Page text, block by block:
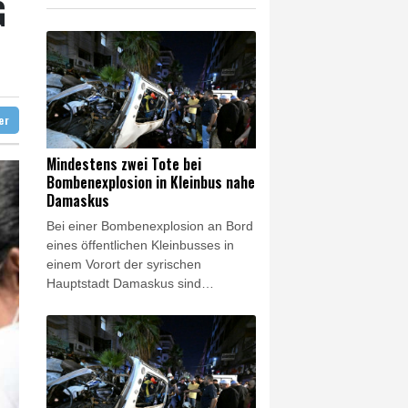
Benchetrit bekannt
Mindestens zwei Tote bei
Bombenexplosion in Kleinbus nahe
Damaskus
Bei einer Bombenexplosion an Bord
eines öffentlichen Kleinbusses in
einem Vorort der syrischen
Hauptstadt Damaskus sind
worden. 13 weitere Menschen seien
bei der Explosion in Dscharamana
verletzt worden, berichtete die
amtliche Nachrichtenagentur Sana
am Donnerstagabend unter